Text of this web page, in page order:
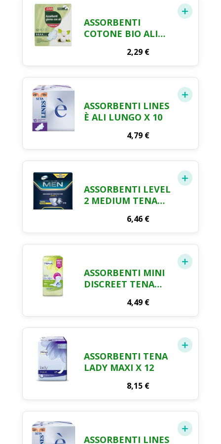
ASSORBENTI
COTONE BIO ALI
2,29 €
ASSORBENTI LINES
È ALI LUNGO X 10
4,79 €
ASSORBENTI LEVEL
2 MEDIUM TENA
6,46 €
ASSORBENTI MINI
DISCREET TENA
4,49 €
ASSORBENTI TENA
LADY MAXI X 12
8,15 €
ASSORBENTI LINES